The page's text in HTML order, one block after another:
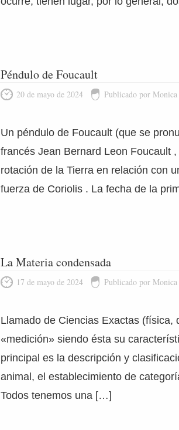
Péndulo de Foucault
20 de mayo de 2024 Publicado por Monica
Un péndulo de Foucault (que se
francés Jean Bernard Leon Foucault
rotación de la Tierra en relación con
fuerza de Coriolis . La fecha de la
La Materia condensada
17 de mayo de 2024 Publicado por Monica
Llamado de Ciencias Exactas
«medición» siendo ésta su
principal es la descripción y
animal, el establecimiento de
Todos tenemos una […]